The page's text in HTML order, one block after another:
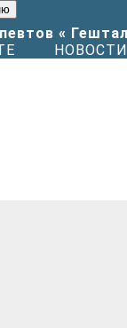
НОВОСТИ